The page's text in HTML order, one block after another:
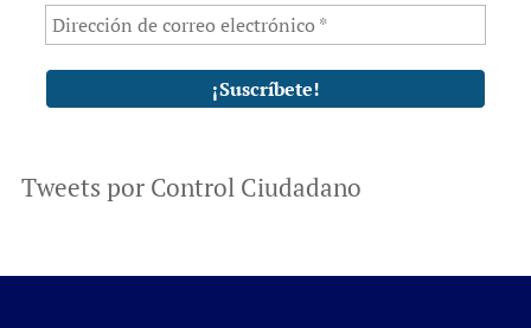
Tweets por Control Ciudadano